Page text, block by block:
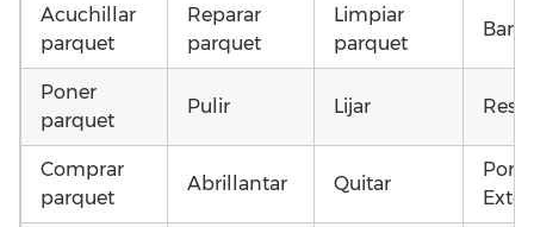
Acuchillar
parquet
Reparar
parquet
Limpiar
parquet
Poner
parquet
Pulir Lijar
Comprar
parquet
Abrillantar Quitar